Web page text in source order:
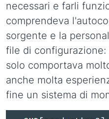
necessari e farli
comprendeva
sorgente e la
file di
solo comportava
anche molta
fine un sistema di